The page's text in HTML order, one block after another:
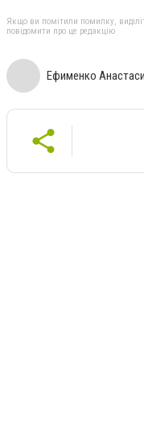
Якщо ви помітили помилку,
повідомити про це редакцію
Ефименко